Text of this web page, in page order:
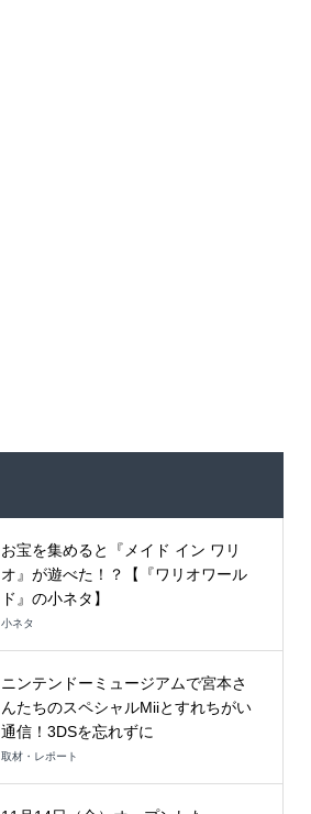
お宝を集めると『メイド イン ワリ
オ』が遊べた！？【『ワリオワール
ド』の小ネタ】
小ネタ
ニンテンドーミュージアムで宮本さ
んたちのスペシャルMiiとすれちがい
通信！3DSを忘れずに
取材・レポート